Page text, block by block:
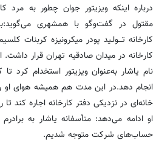
درباره اینکه ویزیتور جوان چطور به مرد
مقتول در گفت‌وگو با همشهری
کارخانه تـــولـید پودر میکرونیزه کربنات
نام یاشار به‌عنوان ویزیتور استخدام کرد
انجام دهد.در این مدت هم همیشه هوای
خانه‌ای در نزدیکی دفتر کارخانه اجاره کند
او ادامه می‌دهد: متأسفانه یاشار به
حساب‌های شرکت متوجه شدیم.